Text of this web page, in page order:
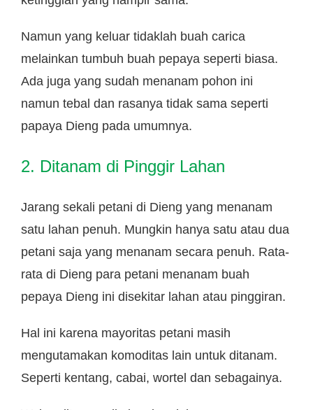
Namun yang keluar tidaklah buah carica
melainkan tumbuh buah pepaya seperti biasa.
Ada juga yang sudah menanam pohon ini
namun tebal dan rasanya tidak sama seperti
papaya Dieng pada umumnya.
2. Ditanam di Pinggir Lahan
Jarang sekali petani di Dieng yang menanam
satu lahan penuh. Mungkin hanya satu atau dua
petani saja yang menanam secara penuh. Rata-
rata di Dieng para petani menanam buah
pepaya Dieng ini disekitar lahan atau pinggiran.
Hal ini karena mayoritas petani masih
mengutamakan komoditas lain untuk ditanam.
Seperti kentang, cabai, wortel dan sebagainya.